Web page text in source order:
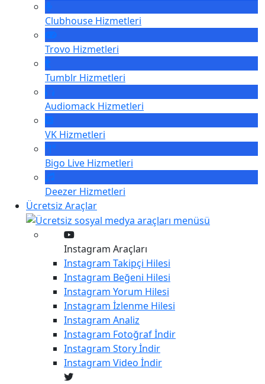
Clubhouse Hizmetleri
Trovo Hizmetleri
Tumblr Hizmetleri
Audiomack Hizmetleri
VK Hizmetleri
Bigo Live Hizmetleri
Deezer Hizmetleri
Ücretsiz Araçlar
Instagram Araçları
Instagram Takipçi Hilesi
Instagram Beğeni Hilesi
Instagram Yorum Hilesi
Instagram İzlenme Hilesi
Instagram Analiz
Instagram Fotoğraf İndir
Instagram Story İndir
Instagram Video İndir